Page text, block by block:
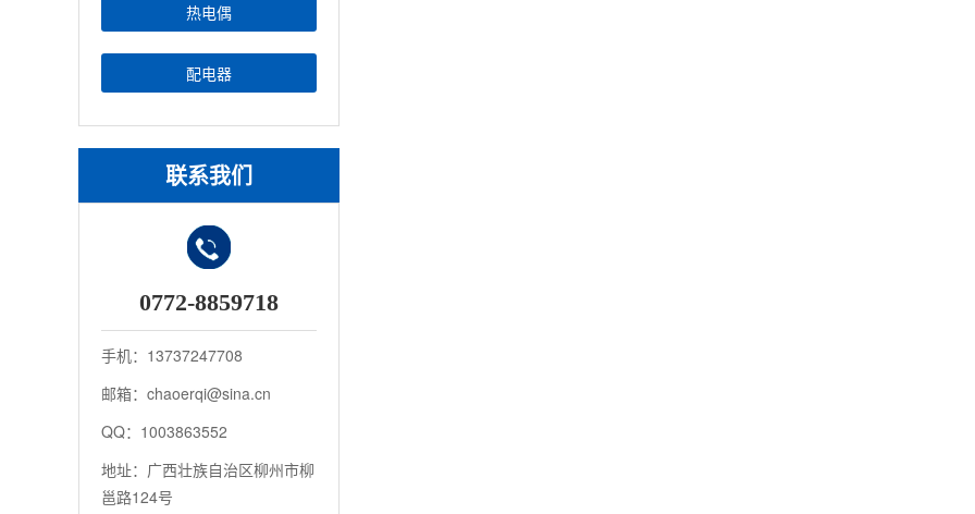
热电偶
配电器
联系我们
0772-8859718
手机：13737247708
邮箱：chaoerqi@sina.cn
QQ：1003863552
地址：广西壮族自治区柳州市柳
邕路124号